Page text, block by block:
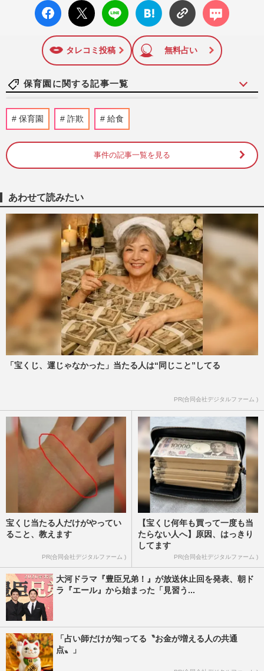
facebo
ok い
X ポス
ト
LINE
はてな
ブック
に追加
コメン
ト
タレコミ投稿 無料占い
保育園に関する記事一覧
《3回目の逮捕》女児にわいせつ行為のボ
ンボン保育士「たまに夜、明かりが…」妻
週刊女性PRIME 2024/3/23
保育施設『託児ルーム バンビーノ』に誹
謗中傷、野崎悦生園長（…
週刊女性PRIME
NHK朝ドラ『ブギウギ』出演の蒼井優、
日本テレビ『DayDay.』MCの南海キャン
ディーズ・山里亮太、1歳児を育…
週刊女性2023年10月17日・10月24日号 2023/10/6
『Da-iCE』花村想太がいつの間にか“パ
パ”になっていた!? 全国ツアー期間中も連
日、“顔がソックリな男児…
週刊女性2023年9月19日号
《千葉県流山市》政府が少子化問題に取り
長が明かす「1日100円で送…
週刊女性2023年3月14日号 2023/3/1
保育園 詐欺 給食
事件の記事一覧を見る
あわせて読みたい
「宝くじ、運じゃなかった」当たる人は“同じこと”してる
PR(合同会社デジタルファーム )
宝くじ当たる人だけがやってい
ること、教えます
PR(合同会社デジタルファーム )
【宝くじ何年も買って一度も当
たらない人へ】原因、はっきり
してます
PR(合同会社デジタルファーム )
大河ドラマ『豊臣兄弟！』が放送休止回を発表、朝ド
ラ『エール』から始まった「見習う...
「占い師だけが知ってる〝お金が増える人の共通
点〟」